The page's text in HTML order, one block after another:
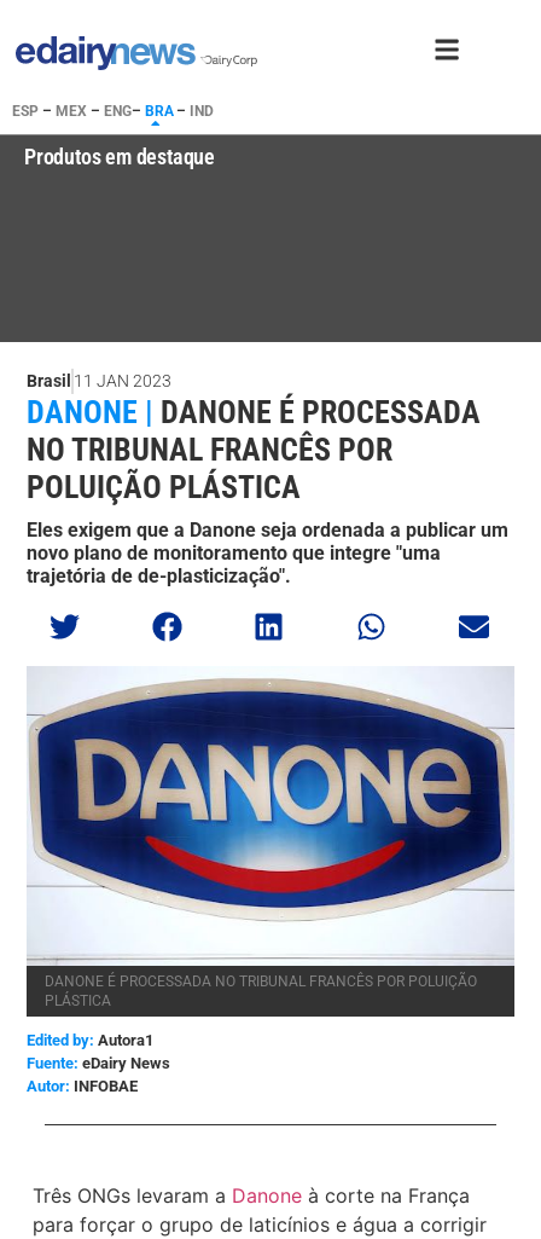
ESP – MEX – ENG– BRA– IND
Produtos em destaque
Brasil 11 JAN 2023
DANONE | DANONE É PROCESSADA
NO TRIBUNAL FRANCÊS POR
POLUIÇÃO PLÁSTICA
Eles exigem que a Danone seja ordenada a publicar um
novo plano de monitoramento que integre "uma
trajetória de de-plasticização".
DANONE É PROCESSADA NO TRIBUNAL FRANCÊS POR POLUIÇÃO
PLÁSTICA
Edited by: Autora1
eDairy News
INFOBAE
Três ONGs levaram a Danone à corte na França
para forçar o grupo de laticínios e água a corrigir